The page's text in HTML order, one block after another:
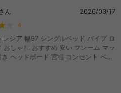
さん
2026/03/17
4
レシア 幅97 シングルベッド パイプ ロ
おしゃれ おすすめ 安い フレーム マッ
き ヘッドボード 宮棚 コンセント ベッ